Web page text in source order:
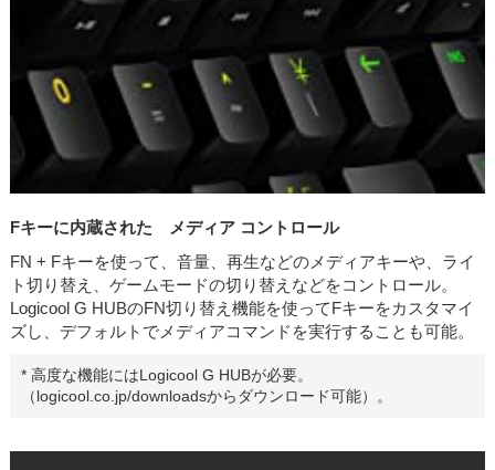
Fキーに内蔵された メディア コントロール
FN + Fキーを使って、音量、再生などのメディアキーや、ライ
ト切り替え、ゲームモードの切り替えなどをコントロール。
Logicool G HUBのFN切り替え機能を使ってFキーをカスタマイ
ズし、デフォルトでメディアコマンドを実行することも可能。
* 高度な機能にはLogicool G HUBが必要。
（logicool.co.jp/downloadsからダウンロード可能）。